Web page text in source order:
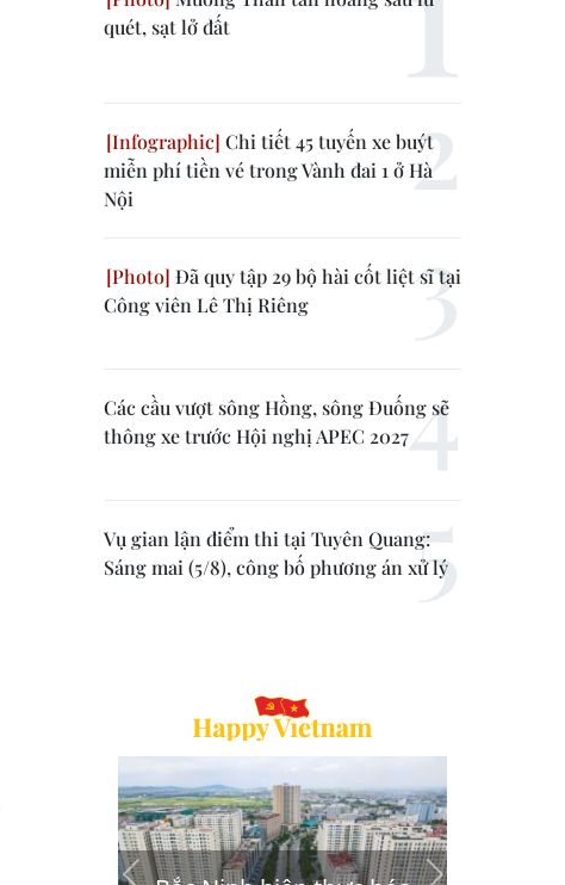
quét, sạt lở đất
Chi tiết 45 tuyến xe buýt
miễn phí tiền vé trong Vành đai 1 ở Hà
Nội
Đã quy tập 29 bộ hài cốt liệt sĩ tại
Công viên Lê Thị Riêng
Các cầu vượt sông Hồng, sông Đuống sẽ
thông xe trước Hội nghị APEC 2027
Vụ gian lận điểm thi tại Tuyên Quang:
Sáng mai (5/8), công bố phương án xử lý